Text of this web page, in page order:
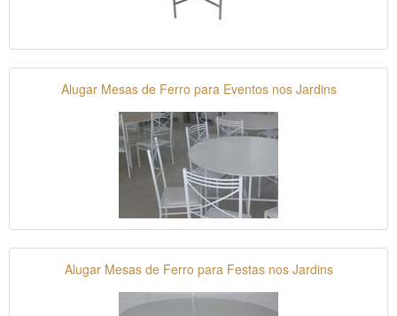
Alugar Mesas de Ferro para Eventos nos Jardins
Alugar Mesas de Ferro para Festas nos Jardins